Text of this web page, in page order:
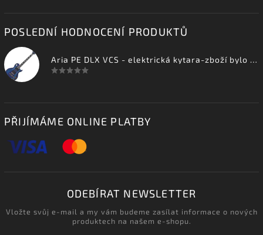
POSLEDNÍ HODNOCENÍ PRODUKTŮ
Aria PE DLX VCS - elektrická kytara-zboží bylo vystaveno na prodejně
PŘIJÍMÁME ONLINE PLATBY
ODEBÍRAT NEWSLETTER
Vložte svůj e-mail a my vám budeme zasílat informace o nových
produktech na našem e-shopu.